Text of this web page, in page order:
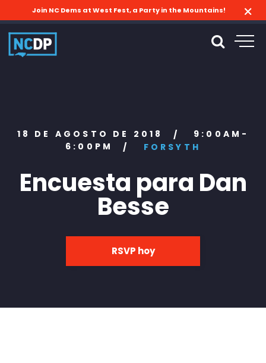
Join NC Dems at West Fest, a Party in the Mountains!
18 DE AGOSTO DE 2018 /
9:00AM-
6:00PM
/ FORSYTH
Encuesta para Dan
Besse
RSVP hoy